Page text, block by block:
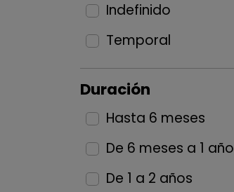
Indefinido
Temporal
Duración
Hasta 6 meses
De 6 meses a 1 año
De 1 a 2 años